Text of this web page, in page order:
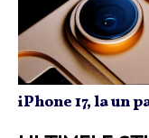
iPhone 17, la un